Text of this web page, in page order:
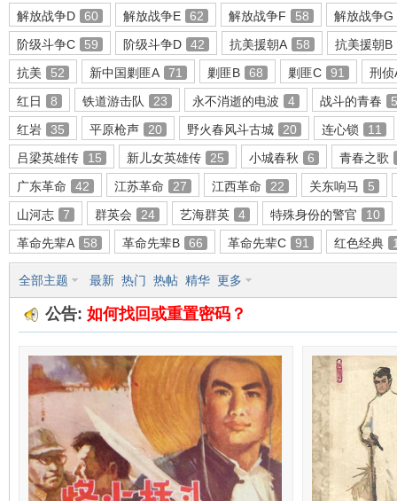
环
画
解放战争D
60 解放战争E 62 解放战争F 58
解放战争G
阶级斗争C
59 阶级斗争D 42 抗美援朝A 58
抗美援朝B
抗美
52 新中国剿匪A 71 剿匪B 68 剿匪C 91
刑侦
红日
8 铁道游击队 23 永不消逝的电波 4 战斗的青春
5
红岩
35 平原枪声 20 野火春风斗古城 20 连心锁
11
吕梁英雄传
15 新儿女英雄传 25 小城春秋 6
青春之歌
广东革命
42 江苏革命 27 江西革命 22 关东响马
5
山河志
7 群英会 24 艺海群英 4 特殊身份的警官
10
革命先辈A
58 革命先辈B 66 革命先辈C 91 红色经典
全部主题 最新 热门 热帖 精华 更多
公告: 如何找回或重置密码？